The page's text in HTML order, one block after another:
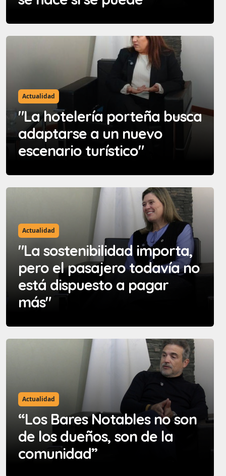
Actualidad
"La hotelería porteña busca
adaptarse a un nuevo
escenario turístico"
Actualidad
"La sostenibilidad importa,
pero el pasajero todavía no
está dispuesto a pagar
más"
Actualidad
“Los Bares Notables no son
de los dueños, son de la
comunidad”